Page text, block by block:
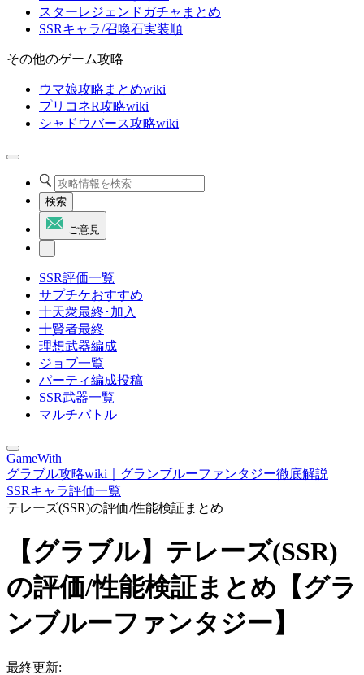
スターレジェンドガチャまとめ
SSRキャラ/召喚石実装順
その他のゲーム攻略
ウマ娘攻略まとめwiki
プリコネR攻略wiki
シャドウバース攻略wiki
検索
ご意見
SSR評価一覧
サプチケおすすめ
十天衆最終･加入
十賢者最終
理想武器編成
ジョブ一覧
パーティ編成投稿
SSR武器一覧
マルチバトル
GameWith
グラブル攻略wiki｜グランブルーファンタジー徹底解説
SSRキャラ評価一覧
テレーズ(SSR)の評価/性能検証まとめ
【グラブル】テレーズ(SSR)
の評価/性能検証まとめ【グラ
ンブルーファンタジー】
最終更新: